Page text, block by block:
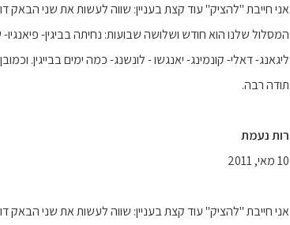
אני חייבת "להציק" עוד קצת בעניין: שווה לעשות את שני הבאק
המסלול שלנו הוא חודש ושלושה שבועות: נחיתה בביגין-
ליגאנג- דאלי- קונמינג- יאנגשו - לונשנג- כמה ימים בבייגין.
תודה רבה.
רות נעמת
10 מאי, 2011
אני חייבת "להציק" עוד קצת בעניין: שווה לעשות את שני הבאק